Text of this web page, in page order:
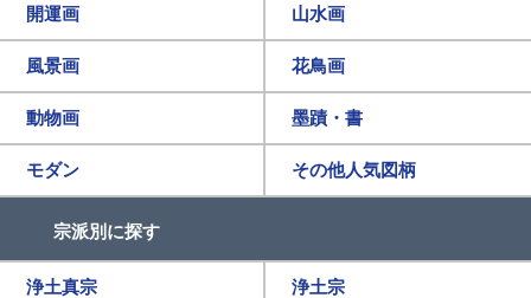
開運画 山水画
風景画 花鳥画
動物画 墨蹟・書
モダン その他人気図柄
宗派別に探す
浄土真宗 浄土宗